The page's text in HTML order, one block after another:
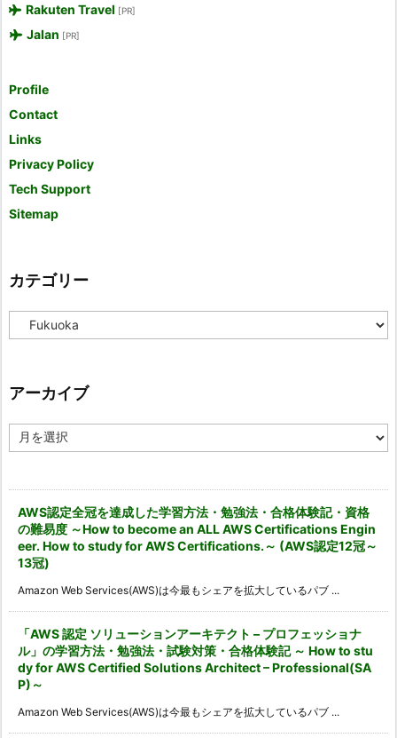
Rakuten Travel [PR]
Jalan [PR]
Profile
Contact
Links
Privacy Policy
Tech Support
Sitemap
カテゴリー
テ
ー
アーカイブ
ー
AWS認定全冠を達成した学習方法・勉強法・合格体験記・資格
の難易度 ～How to become an ALL AWS Certifications Engin
eer. How to study for AWS Certifications.～ (AWS認定12冠～
13冠)
Amazon Web Services(AWS)は今最もシェアを拡大しているパブ ...
「AWS 認定 ソリューションアーキテクト – プロフェッショナ
ル」の学習方法・勉強法・試験対策・合格体験記 ～ How to stu
dy for AWS Certified Solutions Architect – Professional(SA
P)～
Amazon Web Services(AWS)は今最もシェアを拡大しているパブ ...